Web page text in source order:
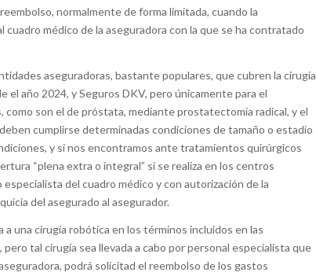
normalmente de forma limitada, cuando la
médico de la aseguradora con la que se ha contratado
aseguradoras, bastante populares, que cubren la cirugía
el año 2024, y Seguros DKV, pero únicamente para el
son el de próstata, mediante prostatectomía radical, y el
cumplirse determinadas condiciones de tamaño o estadio
y si nos encontramos ante tratamientos quirúrgicos
“plena extra o integral” si se realiza en los centros
del cuadro médico y con autorización de la
del asegurado al asegurador.
una cirugía robótica en los términos incluidos en las
tal cirugía sea llevada a cabo por personal especialista que
podrá solicitad el reembolso de los gastos